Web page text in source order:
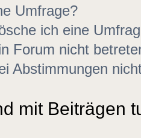
Umfrage?
ich eine
Forum nicht
Abstimmungen
mit Beiträgen